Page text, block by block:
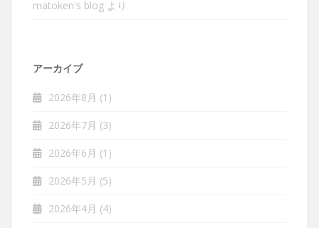
matoken's blog より
アーカイブ
2026年8月 (1)
2026年7月 (3)
2026年6月 (1)
2026年5月 (5)
2026年4月 (4)